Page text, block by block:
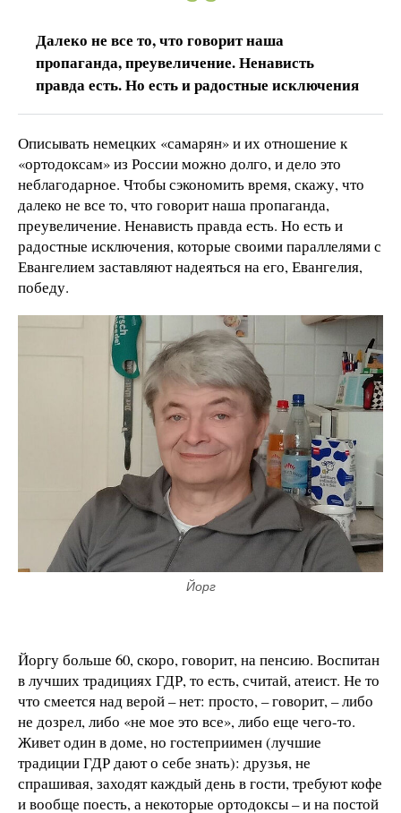
Далеко не все то, что говорит наша
пропаганда, преувеличение. Ненависть
правда есть. Но есть и радостные исключения
Описывать немецких «самарян» и их отношение к
«ортодоксам» из России можно долго, и дело это
неблагодарное. Чтобы сэкономить время, скажу, что
далеко не все то, что говорит наша пропаганда,
преувеличение. Ненависть правда есть. Но есть и
радостные исключения, которые своими параллелями с
Евангелием заставляют надеяться на его, Евангелия,
победу.
Йорг
Йоргу больше 60, скоро, говорит, на пенсию. Воспитан
в лучших традициях ГДР, то есть, считай, атеист. Не то
что смеется над верой – нет: просто, – говорит, – либо
не дозрел, либо «не мое это все», либо еще чего-то.
Живет один в доме, но гостеприимен (лучшие
традиции ГДР дают о себе знать): друзья, не
спрашивая, заходят каждый день в гости, требуют кофе
и вообще поесть, а некоторые ортодоксы – и на постой